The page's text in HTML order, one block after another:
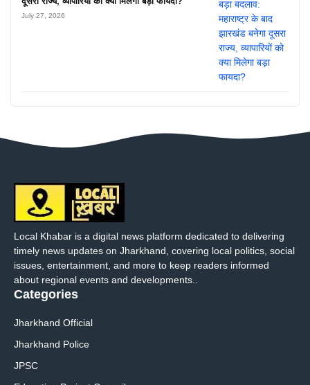
July 27, 2026
Local Khabar is a digital news platform dedicated to delivering
timely news updates on Jharkhand, covering local politics, social
issues, entertainment, and more to keep readers informed
about regional events and developments..
Categories
Jharkhand Official
Jharkhand Police
JPSC